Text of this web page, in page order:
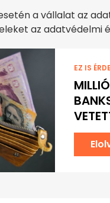
a vállalat az
az adatvédelmi
EZ IS